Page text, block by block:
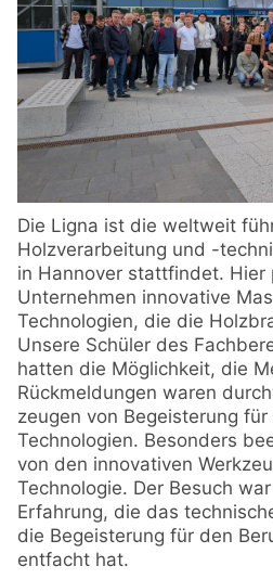
Die Ligna ist die weltweit
Holzverarbeitung und -
in Hannover stattfindet. Hier
Unternehmen innovative
Technologien, die die
Unsere Schüler des
hatten die Möglichkeit, die
Rückmeldungen waren
zeugen von Begeisterung
Technologien. Besonders
von den innovativen
Technologie. Der Besuch
Erfahrung, die das
die Begeisterung für den
entfacht hat.